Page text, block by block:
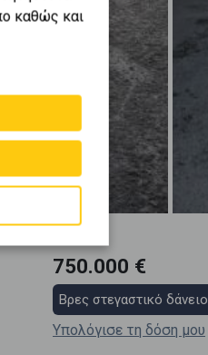
750.000 €
Βρες στεγαστικό δάνειο
Υπολόγισε τη δόση μου
καθώς και